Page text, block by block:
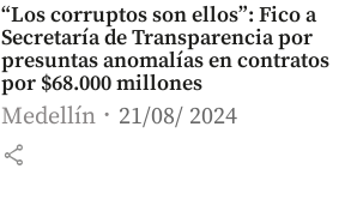
“Los corruptos son ellos”: Fico a
Secretaría de Transparencia por
presuntas anomalías en contratos
por $68.000 millones
Medellín 21/08/ 2024
share